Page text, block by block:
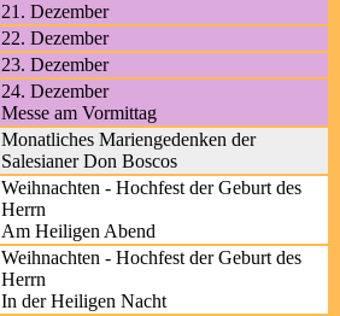
21. Dezember
22. Dezember
23. Dezember
24. Dezember
Messe am Vormittag
Monatliches Mariengedenken der
Salesianer Don Boscos
Weihnachten - Hochfest der Geburt des
Herrn
Am Heiligen Abend
Weihnachten - Hochfest der Geburt des
Herrn
In der Heiligen Nacht